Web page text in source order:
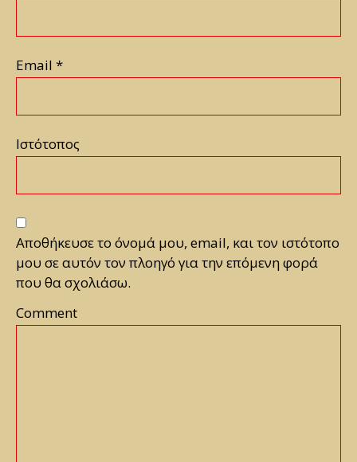
Email *
Ιστότοπος
Αποθήκευσε το όνομά μου, email, και τον ιστότοπο
μου σε αυτόν τον πλοηγό για την επόμενη φορά
που θα σχολιάσω.
Comment